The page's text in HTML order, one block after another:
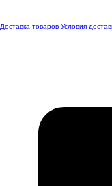
Доставка товаров Условия